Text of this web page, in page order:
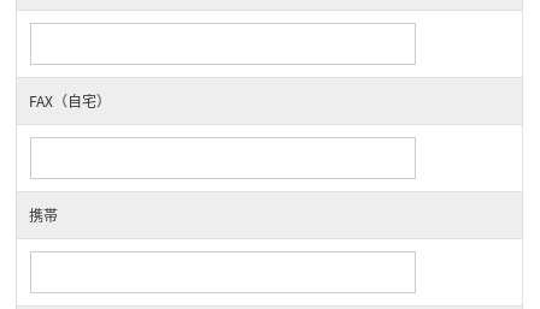
FAX（自宅）
携帯